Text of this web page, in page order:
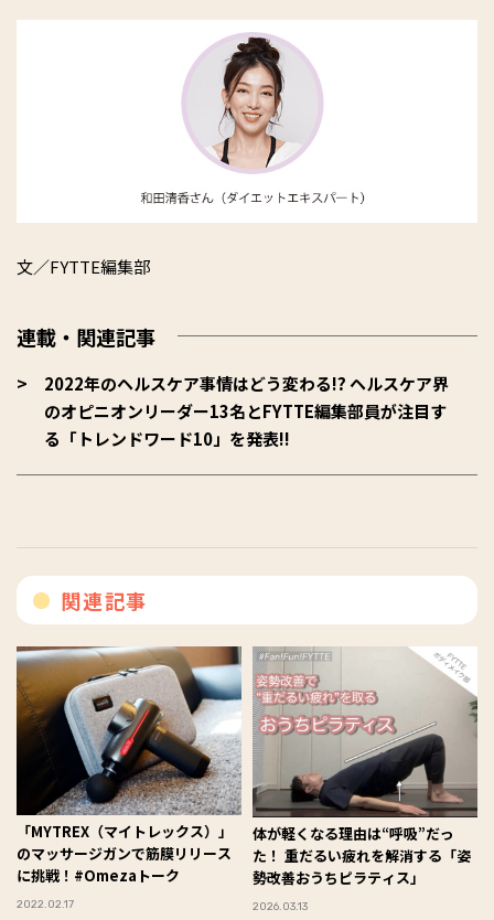
文／FYTTE編集部
連載・関連記事
2022年のヘルスケア事情はどう変わる!? ヘルスケア界
のオピニオンリーダー13名とFYTTE編集部員が注目す
る「トレンドワード10」を発表!!
関連記事
「MYTREX（マイトレックス）」
のマッサージガンで筋膜リリース
に挑戦！#Omezaトーク
2022.02.17
体が軽くなる理由は“呼吸”だっ
た！ 重だるい疲れを解消する「姿
勢改善おうちピラティス」
2026.03.13